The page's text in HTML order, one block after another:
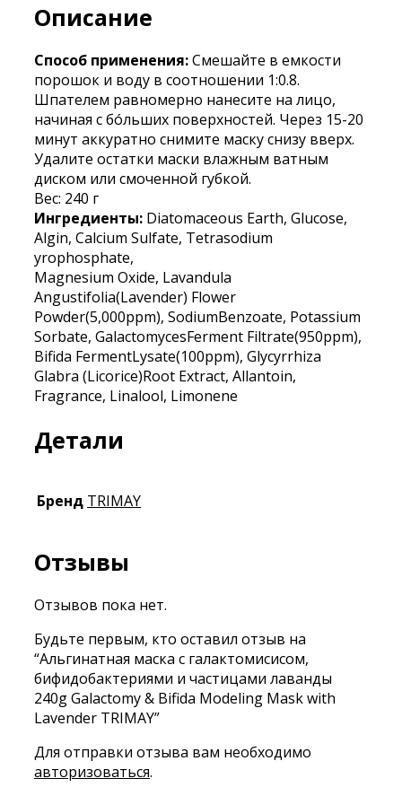
Описание
Способ применения:Смешайте в емкости
порошок и воду в соотношении 1:0.8.
Шпателем равномерно нанесите на лицо,
начиная с бóльших поверхностей. Через 15-20
минут аккуратно снимите маску снизу вверх.
Удалите остатки маски влажным ватным
диском или смоченной губкой.
Вес: 240 г
Ингредиенты: Diatomaceous Earth, Glucose,
Algin, Calcium Sulfate, Tetrasodium
yrophosphate,
Magnesium Oxide, Lavandula
Angustifolia(Lavender) Flower
Powder(5,000ppm), SodiumBenzoate, Potassium
Sorbate, GalactomycesFerment Filtrate(950ppm),
Bifida FermentLysate(100ppm), Glycyrrhiza
Glabra (Licorice)Root Extract, Allantoin,
Fragrance, Linalool, Limonene
Детали
Бренд TRIMAY
Отзывы
Отзывов пока нет.
Будьте первым, кто оставил отзыв на
“Альгинатная маска с галактомисисом,
бифидобактериями и частицами лаванды
240g Galactomy & Bifida Modeling Mask with
Lavender TRIMAY”
Для отправки отзыва вам необходимо
авторизоваться.